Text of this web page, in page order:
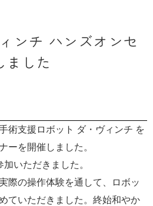
ンチ ハンズオンセ
ました
術支援ロボット ダ・ヴィンチ を
ーを開催しました。
いただきました。
際の操作体験を通して、ロボッ
ていただきました。終始和やか